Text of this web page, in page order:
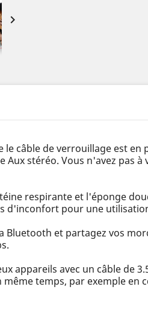

câble de verrouillage est en
stéréo. Vous n'avez pas
respirante et l'éponge
d'inconfort pour une
et partagez vos
appareils avec un câble de
temps, par exemple en